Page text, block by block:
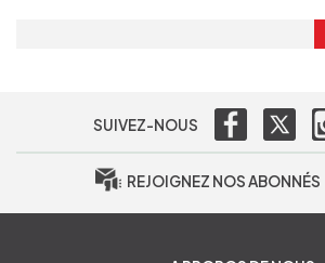
SUIVEZ-NOUS
REJOIGNEZ NOS ABONNÉS